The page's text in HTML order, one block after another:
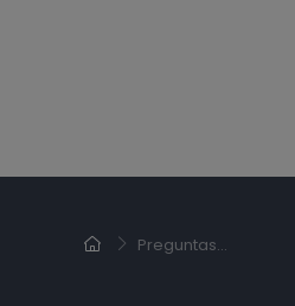
Preguntas...